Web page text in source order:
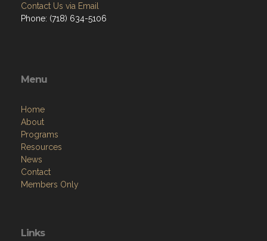
Contact Us via Email
Phone: (718) 634-5106
Menu
Home
About
Programs
Resources
News
Contact
Members Only
Links